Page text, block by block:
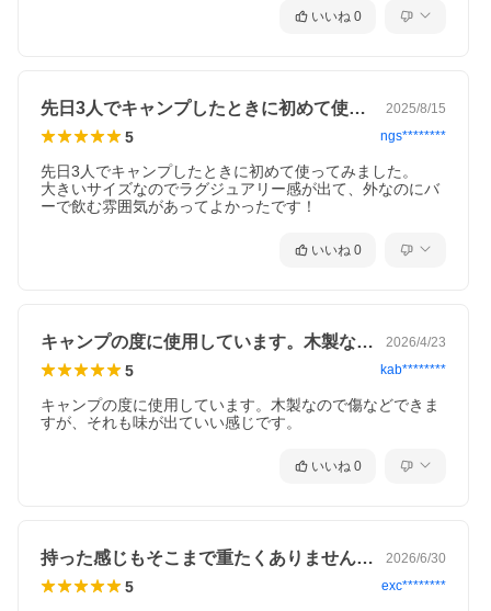
群。独特の木の風合いが「絵」にな
な華やかな空間を演出します。
いいね 0
先日3人でキャンプしたときに初めて使っ… 2025/8/15
5 ngs********
先日3人でキャンプしたときに初めて使ってみました。
大きいサイズなのでラグジュアリー感が出て、外なのにバ
ーで飲む雰囲気があってよかったです！
いいね 0
キャンプの度に使用しています。木製なの… 2026/4/23
5 kab********
キャンプの度に使用しています。木製なので傷などできま
すが、それも味が出ていい感じです。
いいね 0
持った感じもそこまで重たくありません！… 2026/6/30
5 exc********